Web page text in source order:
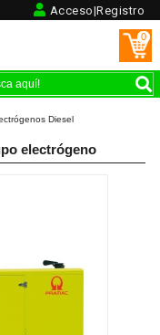
Acceso|Registro
0
Diesel
electrógeno